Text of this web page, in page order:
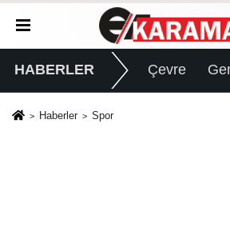
HABERLER Çevre
Haberler Spor